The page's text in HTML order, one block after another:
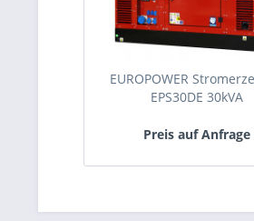
EUROPOWER
EPS30DE 30kVA
Preis auf Anfrage